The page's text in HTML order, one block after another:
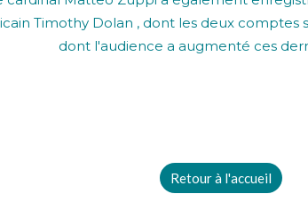
Retour à l'accueil